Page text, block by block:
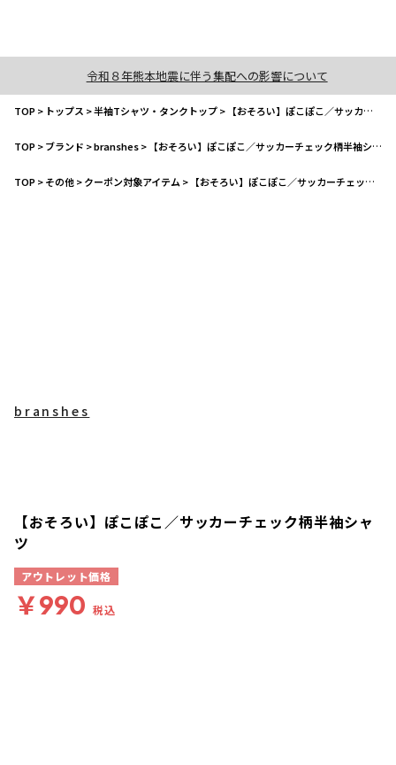
令和８年熊本地震に伴う集配への影響について
TOP> トップス >半袖Tシャツ・タンクトップ> 【おそろい】ぽこぽこ／サッカーチェック柄半袖シャツ
TOP>ブランド >branshes> 【おそろい】ぽこぽこ／サッカーチェック柄半袖シャツ
TOP>その他>クーポン対象アイテム > 【おそろい】ぽこぽこ／サッカーチェック柄半袖シャツ
branshes
【おそろい】ぽこぽこ／サッカーチェック柄半袖シャ
ツ
アウトレット価格
￥990 税込